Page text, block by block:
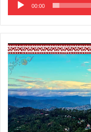
00:00
Video
Player